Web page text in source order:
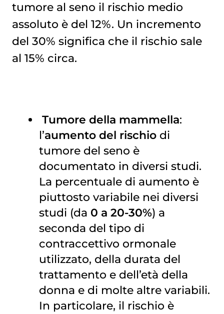
tumore al seno il rischio medio
assoluto è del 12%. Un incremento
del 30% significa che il rischio sale
al 15% circa.
Tumore della mammella:
l’aumento del rischio di
tumore del seno è
documentato in diversi studi.
La percentuale di aumento è
piuttosto variabile nei diversi
studi (da 0 a 20-30%) a
seconda del tipo di
contraccettivo ormonale
utilizzato, della durata del
trattamento e dell’età della
donna e di molte altre variabili.
In particolare, il rischio è